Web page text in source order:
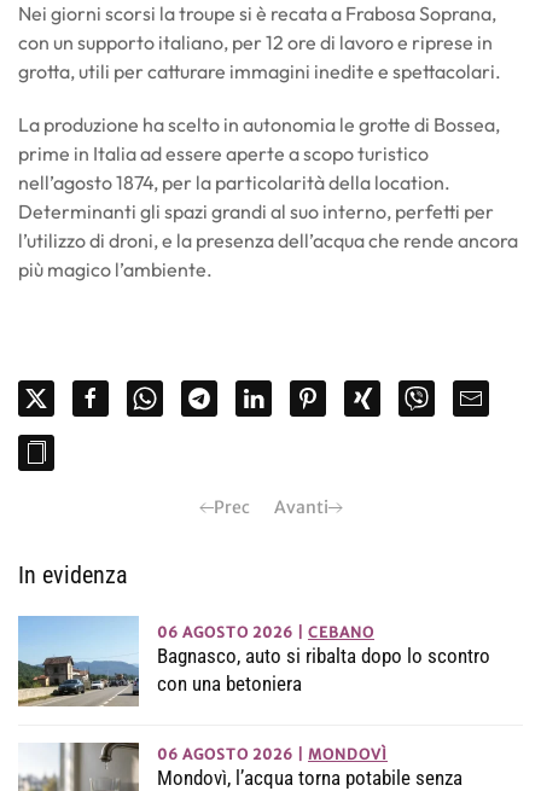
Nei giorni scorsi la troupe si è recata a Frabosa Soprana,
con un supporto italiano, per 12 ore di lavoro e riprese in
grotta, utili per catturare immagini inedite e spettacolari.
La produzione ha scelto in autonomia le grotte di Bossea,
prime in Italia ad essere aperte a scopo turistico
nell’agosto 1874, per la particolarità della location.
Determinanti gli spazi grandi al suo interno, perfetti per
l’utilizzo di droni, e la presenza dell’acqua che rende ancora
più magico l’ambiente.
Prec Avanti
In evidenza
06 AGOSTO 2026 CEBANO
Bagnasco, auto si ribalta dopo lo scontro
con una betoniera
06 AGOSTO 2026 MONDOVÌ
Mondovì, l’acqua torna potabile senza